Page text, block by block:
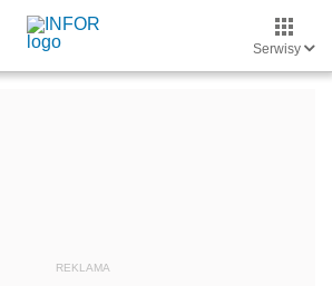
Serwisy